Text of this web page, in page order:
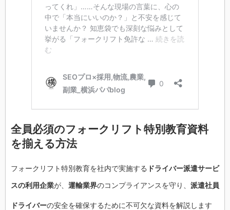
全員必須のフォークリフト特別教育資料
を揃える方法
フォークリフト特別教育を社内で実施する ドライバー派遣サービ
スの利用企業が、 運輸業界のコンプライアンスを守り、 派遣社員
ドライバーの安全を確保するために不可欠な資料を解説します